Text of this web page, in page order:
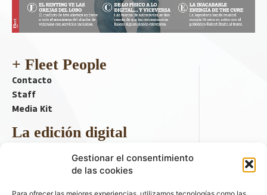
Gestionar el consentimiento
de las cookies
+ Fleet People
Contacto
Staff
Media Kit
La edición digital
Descargar último ejemplar
ir a hemeroteca